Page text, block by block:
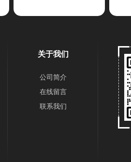
关于我们
公司简介
在线留言
联系我们